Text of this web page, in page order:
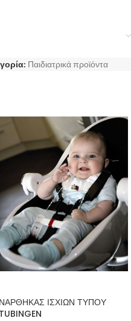
Παιδιατρικά προϊόντα
ΝΑΡΘΗΚΑΣ ΙΣΧΙΩΝ ΤΥΠΟΥ
TUBINGEN